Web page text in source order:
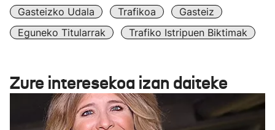
Gasteizko Udala
Trafikoa
Gasteiz
Eguneko Titularrak
Trafiko Istripuen Biktimak
Zure interesekoa izan daiteke